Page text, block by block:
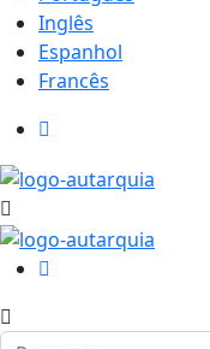
Inglês
Espanhol
Francês